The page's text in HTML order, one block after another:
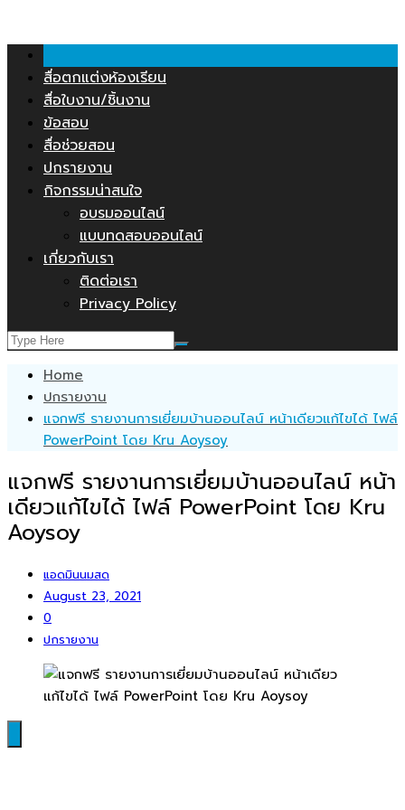
content
สื่อตกแต่งห้องเรียน
สื่อใบงาน/ชิ้นงาน
ข้อสอบ
สื่อช่วยสอน
ปกรายงาน
กิจกรรมน่าสนใจ
อบรมออนไลน์
แบบทดสอบออนไลน์
เกี่ยวกับเรา
ติดต่อเรา
Privacy Policy
Home
ปกรายงาน
แจกฟรี รายงานการเยี่ยมบ้านออนไลน์ หน้าเดียวแก้ไขได้ ไฟล์
PowerPoint โดย Kru Aoysoy
แจกฟรี รายงานการเยี่ยมบ้านออนไลน์ หน้า
เดียวแก้ไขได้ ไฟล์ PowerPoint โดย Kru
Aoysoy
แอดมินนมสด
August 23, 2021
0
ปกรายงาน